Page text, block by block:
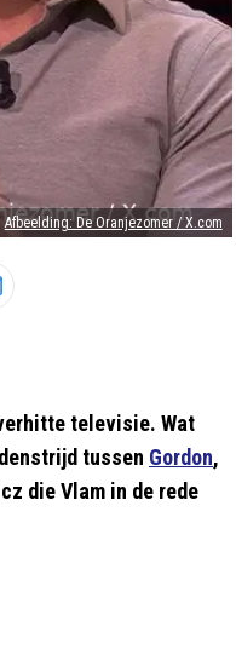
Afbeelding: De Oranjezomer / X.com
televisie. Wat
tussen Gordon,
die Vlam in de rede